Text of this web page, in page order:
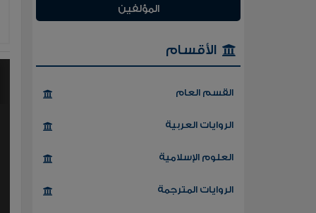
المؤلفين
الأقسام
القسم العام
الروايات العربية
العلوم الإسلامية
الروايات المترجمة